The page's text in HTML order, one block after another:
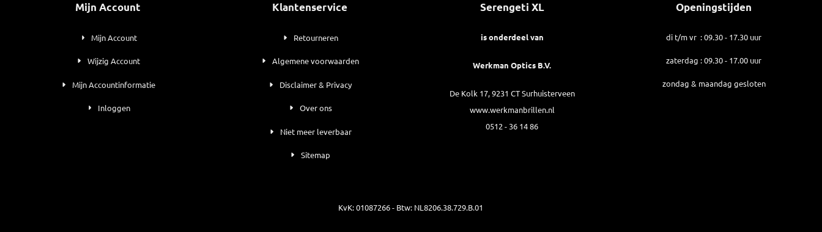
Mijn Account
Mijn Account
Wijzig Account
Mijn Accountinformatie
Inloggen
Klantenservice
Retourneren
Algemene voorwaarden
Disclaimer & Privacy
Over ons
Niet meer leverbaar
Sitemap
Serengeti XL
is onderdeel van
Werkman Optics B.V.
De Kolk 17, 9231 CT Surhuisterveen
www.werkmanbrillen.nl
0512 - 36 14 86
Openingstijden
di t/m vr : 09.30 - 17.30 uur
zaterdag : 09.30 - 17.00 uur
zondag & maandag gesloten
KvK: 01087266 - Btw: NL8206.38.729.B.01